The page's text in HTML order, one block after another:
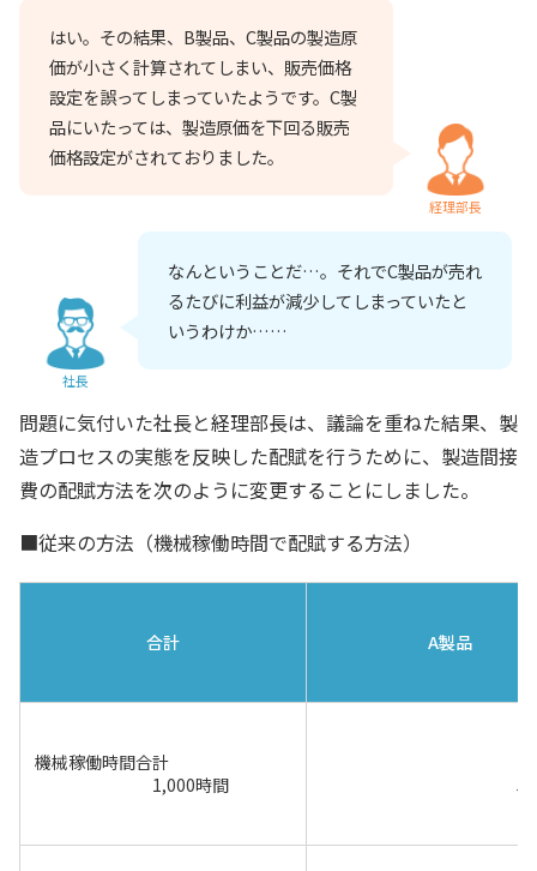
はい。その結果、B製品、C製品の製造原
価が小さく計算されてしまい、販売価格
設定を誤ってしまっていたようです。C製
品にいたっては、製造原価を下回る販売
価格設定がされておりました。
経理部長
社長
なんということだ…。それでC製品が売れ
るたびに利益が減少してしまっていたと
いうわけか……
問題に気付いた社長と経理部長は、議論を重ねた結果、製
造プロセスの実態を反映した配賦を行うために、製造間接
費の配賦方法を次のように変更することにしました。
■従来の方法（機械稼働時間で配賦する方法）
合計 A製品
機械稼働時間合計
1,000時間